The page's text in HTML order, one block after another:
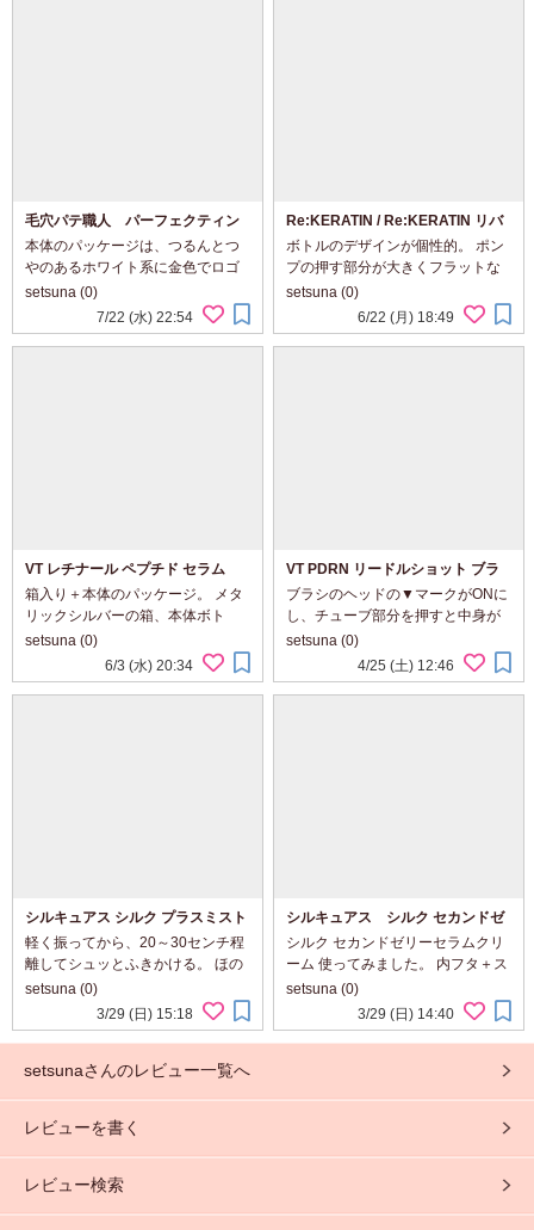
毛穴パテ職人 パーフェクティン
グパウダー
本体のパッケージは、つるんとつ
やのあるホワイト系に金色でロゴ
デザインがあしらわれたシンプル
きれいめなもの。 幅広い世代が持
ちやすいデザイン、私も好きで
setsuna (0)
7/22 (水) 22:54
Re:KERATIN / Re:KERATIN リバ
ーシ リペア シャンプー/ヘアトリー
トメント
ボトルのデザインが個性的。 ポン
プの押す部分が大きくフラットな
面になってます。 シックな金色、
高級感ある瓶のようなデザイン。
おしゃれなのはもちろん、面が広
setsuna (0)
6/22 (月) 18:49
VT レチナール ペプチド セラム
箱入り＋本体のパッケージ。 メタ
リックシルバーの箱、本体ボト
ル。 イエローがスポイト部分や
ロゴに使われ、パッと目立つアク
セントになるデザイン。 中身はと
setsuna (0)
6/3 (水) 20:34
VT PDRN リードルショット ブラ
シヘアセラム
ブラシのヘッドの▼マークがONに
し、チューブ部分を押すと中身が
ブラシの中央あたりからでてく
る。 とろっとしたテクスチャー。
気になる頭皮部分につけ、髪の流
setsuna (0)
4/25 (土) 12:46
シルキュアス シルク プラスミスト
セラム
軽く振ってから、20～30センチ程
離してシュッとふきかける。 ほの
かにさわやかな香りがただよう。
きめ細かなミストがふわっとつ
く。 肌あたりやわらかく、すっと
っとり...
setsuna (0)
3/29 (日) 15:18
シルキュアス シルク セカンドゼ
リーセラムクリーム
シルク セカンドゼリーセラムクリ
ーム 使ってみました。 内フタ＋ス
パチュラ付き。 青の保湿ジェルセ
ラム、白の濃厚クリーム2種類入っ
てます。 勾玉のような形で区切
setsuna (0)
3/29 (日) 14:40
setsunaさんのレビュー一覧へ
レビューを書く
レビュー検索